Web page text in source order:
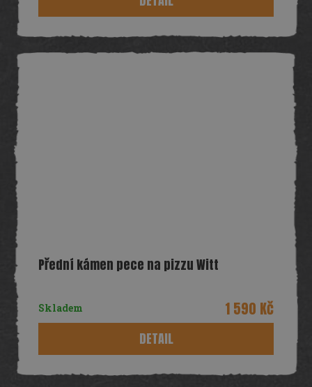
Přední kámen pece na pizzu Witt
Skladem 1 590 Kč
DETAIL